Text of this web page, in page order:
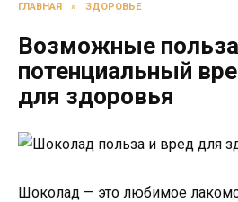
ГЛАВНАЯ » ЗДОРОВЬЕ
Возможные
потенциальный
для здоровья
Шоколад — это любимое